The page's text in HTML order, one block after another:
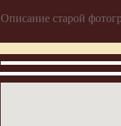
Описание старой